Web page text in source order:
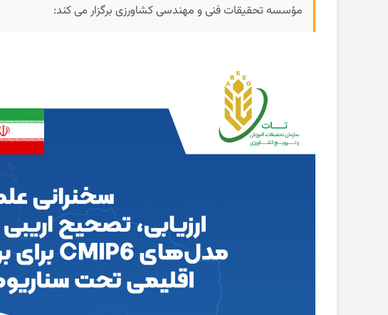
مؤسسه تحقیقات فنی و مهندسی کشاورزی برگزار می کند: